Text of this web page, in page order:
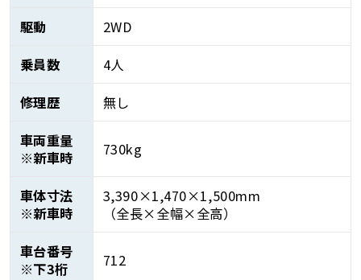
駆動
2WD
乗員数
4人
修理歴
無し
車両重量
※新車時
730kg
車体寸法
※新車時
3,390×1,470×1,500mm
（全長×全幅×全高）
車台番号
※下3桁
712